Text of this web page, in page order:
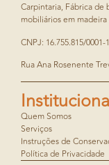
Carpintaria, Fábrica de
mobiliários em
CNPJ: 16.755.815/0001-
Rua Ana Rosenente
Quem Somos
Serviços
Instruções de
Política de Privacidade